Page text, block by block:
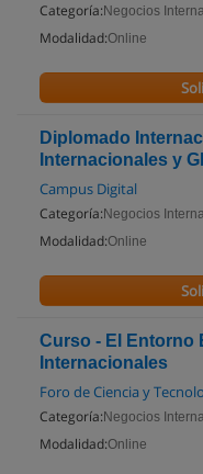
Categoría: Negocios
Modalidad:Online
Diplomado
Internacionales y
Campus Digital
Categoría: Negocios
Modalidad:Online
Curso - El Entorno
Internacionales
Foro de Ciencia y
Categoría: Negocios
Modalidad:Online